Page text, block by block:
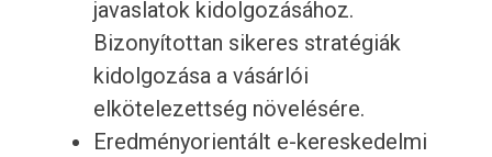
javaslatok kidolgozásához.
Bizonyítottan sikeres stratégiák
kidolgozása a vásárlói
elkötelezettség növelésére.
Eredményorientált e-kereskedelmi